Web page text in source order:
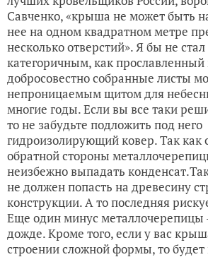
Савченко, «крыша не может быть
нее на одном квадратном метре
несколько отверстий». Я бы не стал
категоричным, как прославленный
добросовестно собранные листы
непроницаемым щитом для
многие годы. Если вы все таки
то не забудьте подложить под него
гидроизолирующий ковер. Так как
обратной стороны
неизбежно выпадать
не должен попасть на древесину
конструкции. А то последняя
Еще один минус
дожде. Кроме того, если у вас
строении сложной формы, то